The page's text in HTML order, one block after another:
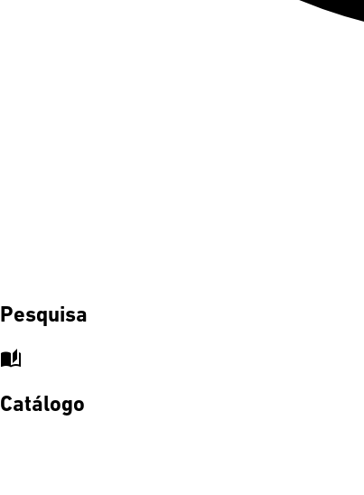
Pesquisa
auto_stories
Catálogo